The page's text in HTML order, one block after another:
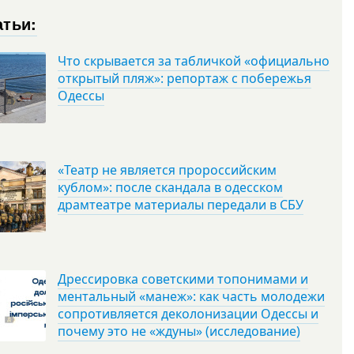
Что скрывается за табличкой «официально
открытый пляж»: репортаж с побережья
Одессы
«Театр не является пророссийским
кублом»: после скандала в одесском
драмтеатре материалы передали в СБУ
Дрессировка советскими топонимами и
ментальный «манеж»: как часть молодежи
сопротивляется деколонизации Одессы и
почему это не «ждуны» (исследование)